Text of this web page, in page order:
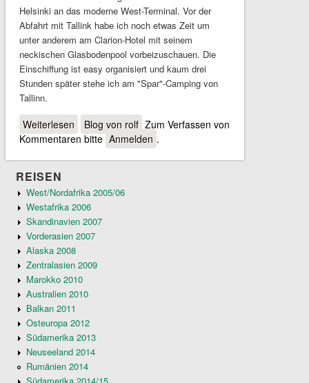
Helsinki an das moderne West-Terminal. Vor der
Abfahrt mit Tallink habe ich noch etwas Zeit um
unter anderem am Clarion-Hotel mit seinem
neckischen Glasbodenpool vorbeizuschauen. Die
Einschiffung ist easy organisiert und kaum drei
Stunden später stehe ich am "Spar"-Camping von
Tallinn.
Weiterlesen über Baltikum wir kommen
Blog von rolf Zum Verfassen von
Kommentaren bitte Anmelden .
REISEN
West/Nordafrika 2005/06
Westafrika 2006
Skandinavien 2007
Vorderasien 2007
Alaska 2008
Zentralasien 2009
Marokko 2010
Australien 2010
Balkan 2011
Osteuropa 2012
Südamerika 2013
Neuseeland 2014
Rumänien 2014